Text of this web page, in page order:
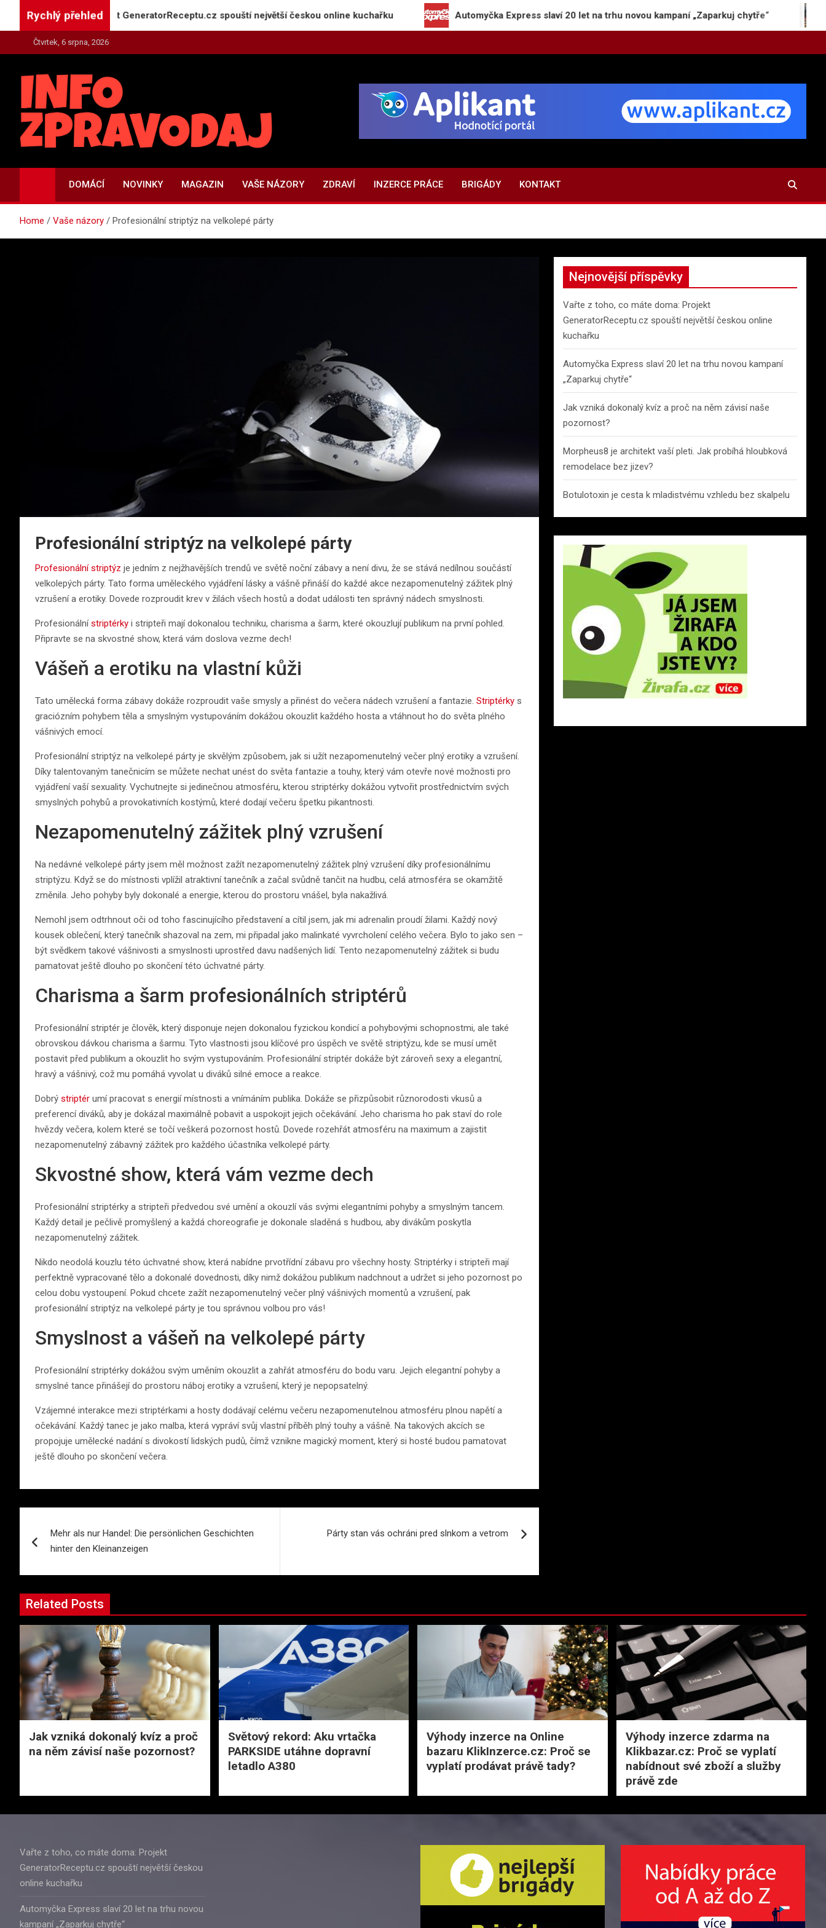
Rychlý přehled
máte doma: Projekt GeneratorReceptu.cz spouští největší českou online kuchařku Automyčka Express slaví 20 let na trhu novou kampaní „Zaparkuj chytře“ Jak
Čtvrtek, 6 srpna, 2026
INFO-ZPRAVODAJ.CZ
DOMÁCÍ NOVINKY MAGAZIN VAŠE NÁZORY ZDRAVÍ INZERCE PRÁCE BRIGÁDY KONTAKT
Home Vaše názory Profesionální striptýz na velkolepé párty
Profesionální striptýz na velkolepé párty
Profesionální striptýz je jedním z nejžhavějších trendů ve světě noční zábavy a není divu, že se stává nedílnou součástí
velkolepých párty. Tato forma uměleckého vyjádření lásky a vášně přináší do každé akce nezapomenutelný zážitek plný
vzrušení a erotiky. Dovede rozproudit krev v žilách všech hostů a dodat události ten správný nádech smyslnosti.
Profesionálnístriptérky i stripteři mají dokonalou techniku, charisma a šarm, které okouzlují publikum na první pohled.
Připravte se na skvostné show, která vám doslova vezme dech!
Vášeň a erotiku na vlastní kůži
Tato umělecká forma zábavy dokáže rozproudit vaše smysly a přinést do večera nádech vzrušení a fantazie. Striptérky s
graciózním pohybem těla a smyslným vystupováním dokážou okouzlit každého hosta a vtáhnout ho do světa plného
vášnivých emocí.
Profesionální striptýz na velkolepé párty je skvělým způsobem, jak si užít nezapomenutelný večer plný erotiky a vzrušení.
Díky talentovaným tanečnicím se můžete nechat unést do světa fantazie a touhy, který vám otevře nové možnosti pro
vyjádření vaší sexuality. Vychutnejte si jedinečnou atmosféru, kterou striptérky dokážou vytvořit prostřednictvím svých
smyslných pohybů a provokativních kostýmů, které dodají večeru špetku pikantnosti.
Nezapomenutelný zážitek plný vzrušení
Na nedávné velkolepé párty jsem měl možnost zažít nezapomenutelný zážitek plný vzrušení díky profesionálnímu
striptýzu. Když se do místnosti vplížil atraktivní tanečník a začal svůdně tančit na hudbu, celá atmosféra se okamžitě
změnila. Jeho pohyby byly dokonalé a energie, kterou do prostoru vnášel, byla nakažlivá.
Nemohl jsem odtrhnout oči od toho fascinujícího představení a cítil jsem, jak mi adrenalin proudí žilami. Každý nový
kousek oblečení, který tanečník shazoval na zem, mi připadal jako malinkaté vyvrcholení celého večera. Bylo to jako sen –
být svědkem takové vášnivosti a smyslnosti uprostřed davu nadšených lidí. Tento nezapomenutelný zážitek si budu
pamatovat ještě dlouho po skončení této úchvatné párty.
Charisma a šarm profesionálních striptérů
Profesionální striptér je člověk, který disponuje nejen dokonalou fyzickou kondicí a pohybovými schopnostmi, ale také
obrovskou dávkou charisma a šarmu. Tyto vlastnosti jsou klíčové pro úspěch ve světě striptýzu, kde se musí umět
postavit před publikum a okouzlit ho svým vystupováním. Profesionální striptér dokáže být zároveň sexy a elegantní,
hravý a vášnivý, což mu pomáhá vyvolat u diváků silné emoce a reakce.
Dobrý striptér umí pracovat s energií místnosti a vnímáním publika. Dokáže se přizpůsobit různorodosti vkusů a
preferencí diváků, aby je dokázal maximálně pobavit a uspokojit jejich očekávání. Jeho charisma ho pak staví do role
hvězdy večera, kolem které se točí veškerá pozornost hostů. Dovede rozehřát atmosféru na maximum a zajistit
nezapomenutelný zábavný zážitek pro každého účastníka velkolepé párty.
Skvostné show, která vám vezme dech
Profesionální striptérky a stripteři předvedou své umění a okouzlí vás svými elegantními pohyby a smyslným tancem.
Každý detail je pečlivě promyšlený a každá choreografie je dokonale sladěná s hudbou, aby divákům poskytla
nezapomenutelný zážitek.
Nikdo neodolá kouzlu této úchvatné show, která nabídne prvotřídní zábavu pro všechny hosty. Striptérky i stripteři mají
perfektně vypracované tělo a dokonalé dovednosti, díky nimž dokážou publikum nadchnout a udržet si jeho pozornost po
celou dobu vystoupení. Pokud chcete zažít nezapomenutelný večer plný vášnivých momentů a vzrušení, pak
profesionální striptýz na velkolepé párty je tou správnou volbou pro vás!
Smyslnost a vášeň na velkolepé párty
Profesionální striptérky dokážou svým uměním okouzlit a zahřát atmosféru do bodu varu. Jejich elegantní pohyby a
smyslné tance přinášejí do prostoru náboj erotiky a vzrušení, který je nepopsatelný.
Vzájemné interakce mezi striptérkami a hosty dodávají celému večeru nezapomenutelnou atmosféru plnou napětí a
očekávání. Každý tanec je jako malba, která vypráví svůj vlastní příběh plný touhy a vášně. Na takových akcích se
propojuje umělecké nadání s divokostí lidských pudů, čímž vznikne magický moment, který si hosté budou pamatovat
ještě dlouho po skončení večera.
pro
příspěvek
Mehr als nur Handel: Die persönlichen Geschichten
hinter den Kleinanzeigen
Párty stan vás ochráni pred slnkom a vetrom
Nejnovější příspěvky
Vařte z toho, co máte doma: Projekt
GeneratorReceptu.cz spouští největší českou online
kuchařku
Automyčka Express slaví 20 let na trhu novou kampaní
„Zaparkuj chytře“
Jak vzniká dokonalý kvíz a proč na něm závisí naše
pozornost?
Morpheus8 je architekt vaší pleti. Jak probíhá hloubková
remodelace bez jizev?
Botulotoxin je cesta k mladistvému vzhledu bez skalpelu
Related Posts
Jak vzniká dokonalý kvíz a proč
na něm závisí naše pozornost?
Světový rekord: Aku vrtačka
PARKSIDE utáhne dopravní
letadlo A380
Výhody inzerce na Online
bazaru KlikInzerce.cz: Proč se
vyplatí prodávat právě tady?
Výhody inzerce zdarma na
Klikbazar.cz: Proč se vyplatí
nabídnout své zboží a služby
právě zde
Vařte z toho, co máte doma: Projekt
GeneratorReceptu.cz spouští největší českou
online kuchařku
Automyčka Express slaví 20 let na trhu novou
kampaní „Zaparkuj chytře“